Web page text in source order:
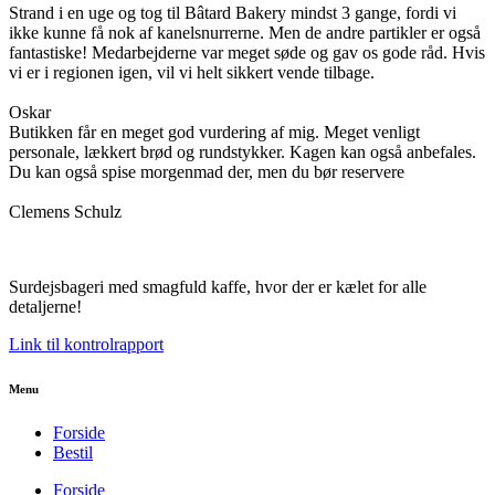
Strand i en uge og tog til Bâtard Bakery mindst 3 gange, fordi vi
ikke kunne få nok af kanelsnurrerne. Men de andre partikler er også
fantastiske! Medarbejderne var meget søde og gav os gode råd. Hvis
vi er i regionen igen, vil vi helt sikkert vende tilbage.
Oskar
Butikken får en meget god vurdering af mig. Meget venligt
personale, lækkert brød og rundstykker. Kagen kan også anbefales.
Du kan også spise morgenmad der, men du bør reservere
Clemens Schulz
Surdejsbageri med smagfuld kaffe, hvor der er kælet for alle
detaljerne!
Link til kontrolrapport
Menu
Forside
Bestil
Forside